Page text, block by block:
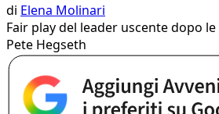
di Elena Molinari
Fair play del leader uscente dopo
Pete Hegseth